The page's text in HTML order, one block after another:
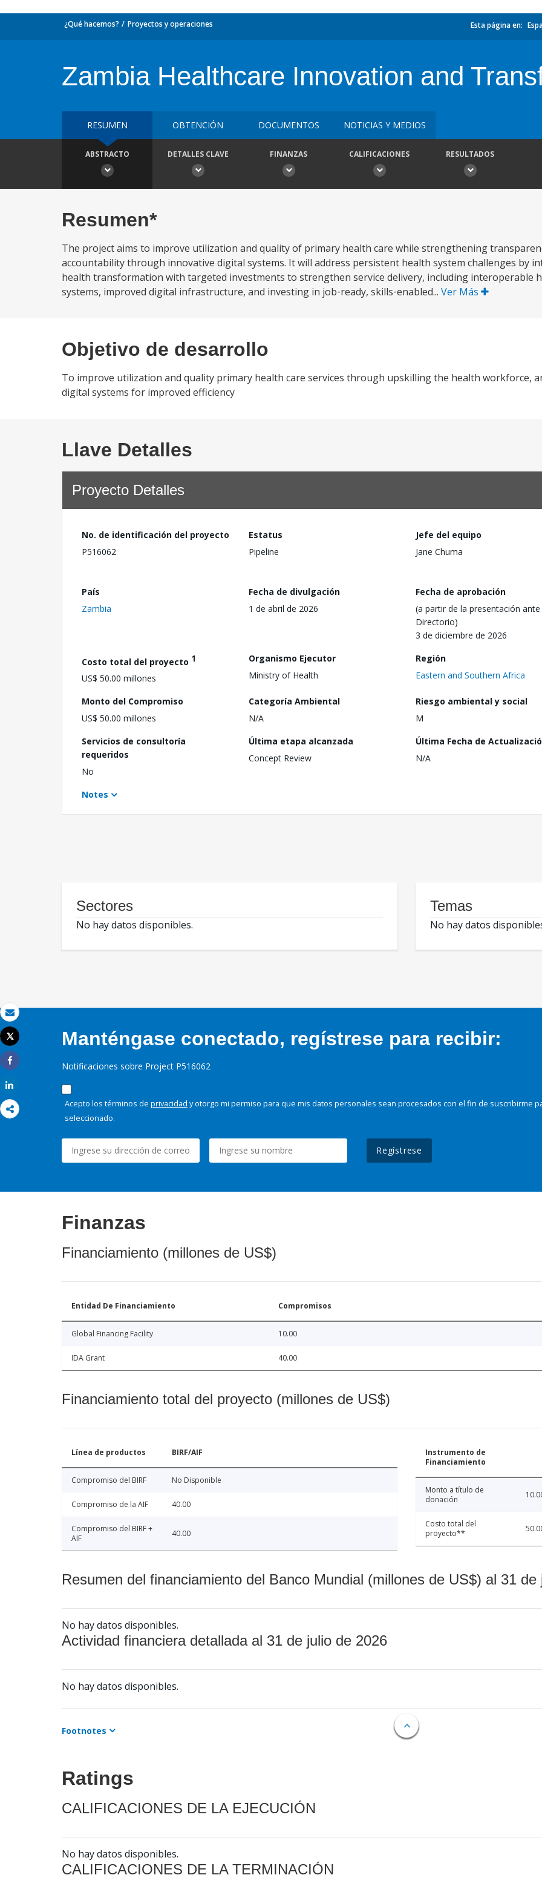
Correo electrónico
Imprimir
Tweet
Share
¿Qué hacemos? Proyectos y operaciones Esta página en:
Zambia Healthcare Innovation and
RESUMEN OBTENCIÓN DOCUMENTOS NOTICIAS Y MEDIOS
ABSTRACTO DETALLES CLAVE FINANZAS CALIFICACIONES RESULTADOS
Resumen*
The project aims to improve utilization and quality of primary health care while strengthening
accountability through innovative digital systems. It will address persistent health system challenges by
health transformation with targeted investments to strengthen service delivery, including interoperable
systems, improved digital infrastructure, and investing in job‑ready, skills‑enabled... Ver Más
Objetivo de desarrollo
To improve utilization and quality primary health care services through upskilling the health workforce,
digital systems for improved efficiency
Llave Detalles
Proyecto Detalles
No. de identificación del proyecto
P516062
Estatus
Pipeline
Jefe del equipo
Jane Chuma
País
Zambia
Fecha de divulgación
1 de abril de 2026
Fecha de aprobación
(a partir de la presentación ante
Directorio)
3 de diciembre de 2026
Costo total del proyecto 1
US$ 50.00 millones
Organismo Ejecutor
Ministry of Health
Región
Eastern and Southern Africa
Monto del Compromiso
US$ 50.00 millones
Categoría Ambiental
N/A
Riesgo ambiental y social
M
Servicios de consultoría
requeridos
No
Última etapa alcanzada
Concept Review
Última Fecha de
N/A
Notes
Sectores
No hay datos disponibles.
Temas
No hay datos
Manténgase conectado, regístrese para recibir:
Notificaciones sobre Project P516062
Acepto los términos de privacidad y otorgo mi permiso para que mis datos personales sean procesados con el fin de suscribirme
seleccionado.
Regístrese
Finanzas
Financiamiento (millones de US$)
Entidad De Financiamiento Compromisos
Global Financing Facility 10.00
IDA Grant 40.00
Financiamiento total del proyecto (millones de US$)
Línea de productos BIRF/AIF
Compromiso del BIRF No Disponible
Compromiso de la AIF 40.00
Compromiso del BIRF +
AIF
40.00
Instrumento de
Financiamiento
Monto a título de
donación
Costo total del
proyecto**
Resumen del financiamiento del Banco Mundial (millones de US$) al 31 de
No hay datos disponibles.
Actividad financiera detallada al 31 de julio de 2026
No hay datos disponibles.
Footnotes
Ratings
CALIFICACIONES DE LA EJECUCIÓN
No hay datos disponibles.
CALIFICACIONES DE LA TERMINACIÓN